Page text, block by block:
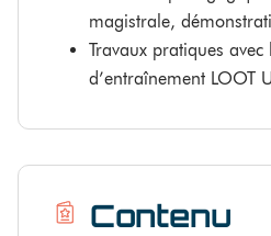
magistrale,
Travaux pratiques
d’entraînement LOOT
Contenu